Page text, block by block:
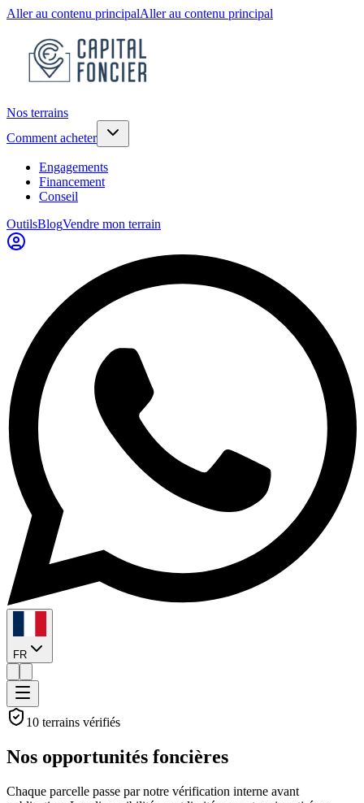
Aller au contenu principalAller au contenu principal
Nos terrains
Comment acheter
Engagements
Financement
Conseil
OutilsBlogVendre mon terrain
FR
10 terrains vérifiés
Nos opportunités foncières
Chaque parcelle passe par notre vérification interne avant